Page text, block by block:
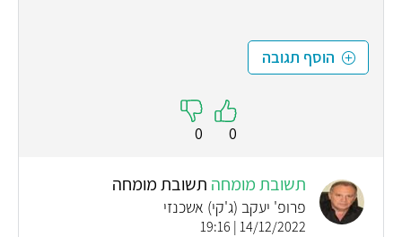
הוסף תגובה
0
0
תשובת מומחה תשובת מומחה
פרופ' יעקב (ג'קי) אשכנזי
14/12/2022 | 19:16